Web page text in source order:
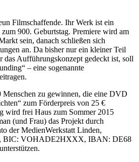
Filmschaffende. Ihr Werk ist ein
900. Geburtstag. Premiere wird am
sein, danach schließen sich
an. Da bisher nur ein kleiner Teil
das Aufführungskonzept gedeckt ist, soll
– eine sogenannte
Menschen zu gewinnen, die eine DVD
zum Förderpreis von 25 €
wird frei Haus zum Sommer 2015
(und Frau) das Projekt durch
der MedienWerkstatt Linden,
BIC: VOHADE2HXXX, IBAN: DE68